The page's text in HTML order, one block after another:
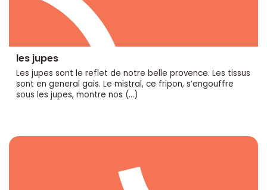
les jupes
Les jupes sont le reflet de notre belle provence. Les tissus
sont en general gais. Le mistral, ce fripon, s’engouffre
sous les jupes, montre nos (…)